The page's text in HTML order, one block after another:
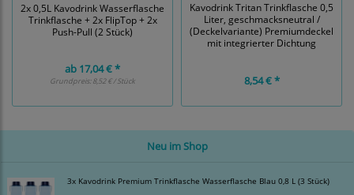
Neu im Shop
3x Kavodrink Premium Trinkflasche Wasserflasche Blau 0,8 L (3 Stück)
2x 0,5L Kavodrink Wasserflasche
Trinkflasche + 2x FlipTop + 2x
Push-Pull (2 Stück)
ab 17,04 € *
Grundpreis:8,52 € / Stück
Kavodrink Tritan Trinkflasche 0,5
Liter, geschmacksneutral /
(Deckelvariante) Premiumdeckel
mit integrierter Dichtung
8,54 € *